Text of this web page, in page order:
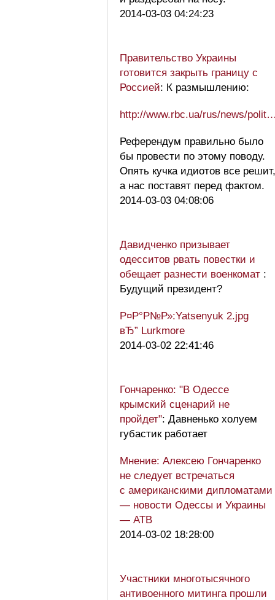
2014-03-03 04:24:23
Правительство Украины
готовится закрыть границу с
Россией: К размышлению:
http://www.rbc.ua/rus/news/
Референдум правильно было
бы провести по этому поводу.
Опять кучка идиотов все решит,
а нас поставят перед фактом.
2014-03-03 04:08:06
Давидченко призывает
одесситов рвать повестки и
обещает разнести военкомат :
Будущий президент?
Р¤Р°Р№Р»:Yatsenyuk 2.jpg
вЂ” Lurkmore
2014-03-02 22:41:46
Гончаренко: "В Одессе
крымский сценарий не
пройдет": Давненько холуем
губастик работает
Мнение: Алексею Гончаренко
не следует встречаться
с американскими дипломатами
— новости Одессы и Украины
— АТВ
2014-03-02 18:28:00
Участники многотысячного
антивоенного митинга прошли